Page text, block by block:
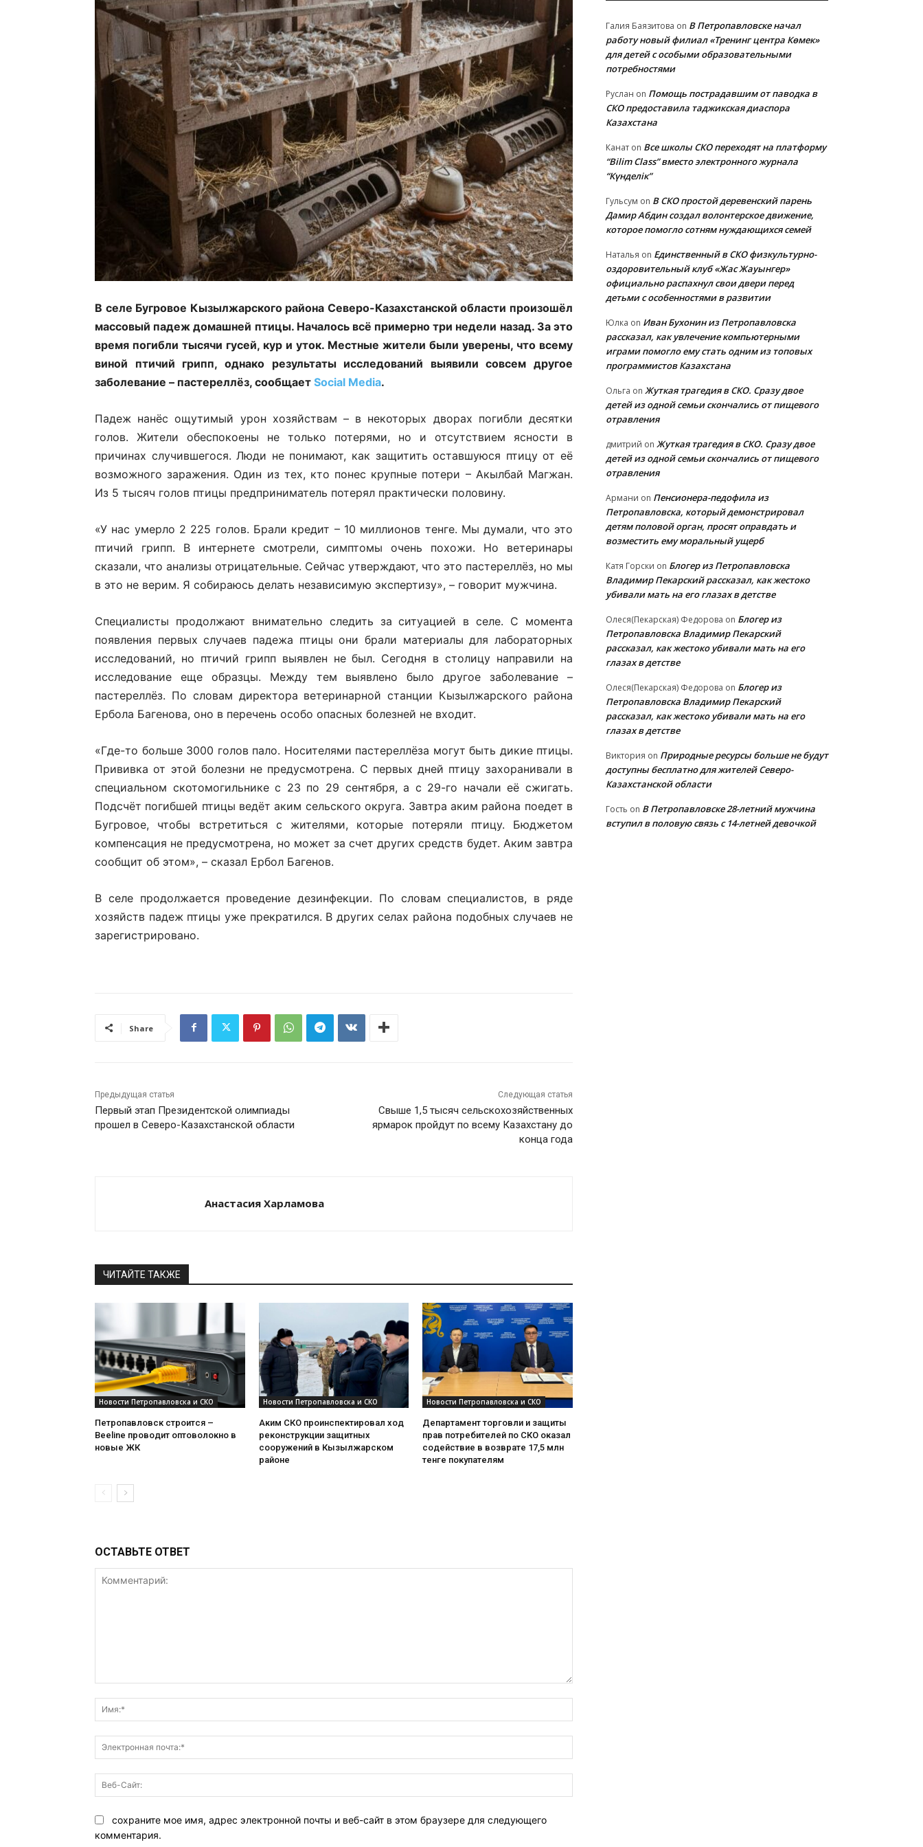
В селе Бугровое Кызылжарского района Северо-Казахстанской области произошёл
массовый падеж домашней птицы. Началось всё примерно три недели назад. За это
время погибли тысячи гусей, кур и уток. Местные жители были уверены, что всему
виной птичий грипп, однако результаты исследований выявили совсем другое
заболевание – пастереллёз, сообщает Social Media.
Падеж нанёс ощутимый урон хозяйствам – в некоторых дворах погибли десятки
голов. Жители обеспокоены не только потерями, но и отсутствием ясности в
причинах случившегося. Люди не понимают, как защитить оставшуюся птицу от её
возможного заражения. Один из тех, кто понес крупные потери – Акылбай Магжан.
Из 5 тысяч голов птицы предприниматель потерял практически половину.
«У нас умерло 2 225 голов. Брали кредит – 10 миллионов тенге. Мы думали, что это
птичий грипп. В интернете смотрели, симптомы очень похожи. Но ветеринары
сказали, что анализы отрицательные. Сейчас утверждают, что это пастереллёз, но мы
в это не верим. Я собираюсь делать независимую экспертизу», – говорит мужчина.
Специалисты продолжают внимательно следить за ситуацией в селе. С момента
появления первых случаев падежа птицы они брали материалы для лабораторных
исследований, но птичий грипп выявлен не был. Сегодня в столицу направили на
исследование еще образцы. Между тем выявлено было другое заболевание –
пастереллёз. По словам директора ветеринарной станции Кызылжарского района
Ербола Багенова, оно в перечень особо опасных болезней не входит.
«Где-то больше 3000 голов пало. Носителями пастереллёза могут быть дикие птицы.
Прививка от этой болезни не предусмотрена. С первых дней птицу захоранивали в
специальном скотомогильнике с 23 по 29 сентября, а с 29-го начали её сжигать.
Подсчёт погибшей птицы ведёт аким сельского округа. Завтра аким района поедет в
Бугровое, чтобы встретиться с жителями, которые потеряли птицу. Бюджетом
компенсация не предусмотрена, но может за счет других средств будет. Аким завтра
сообщит об этом», – сказал Ербол Багенов.
В селе продолжается проведение дезинфекции. По словам специалистов, в ряде
хозяйств падеж птицы уже прекратился. В других селах района подобных случаев не
зарегистрировано.
Share
Предыдущая статья
Первый этап Президентской олимпиады
прошел в Северо-Казахстанской области
Следующая статья
Свыше 1,5 тысяч сельскохозяйственных
ярмарок пройдут по всему Казахстану до
конца года
Анастасия Харламова
ЧИТАЙТЕ ТАКЖЕ
Новости Петропавловска и СКО
Петропавловск строится –
Beeline проводит оптоволокно в
новые ЖК
Новости Петропавловска и СКО
Аким СКО проинспектировал ход
реконструкции защитных
сооружений в Кызылжарском
районе
Новости Петропавловска и СКО
Департамент торговли и защиты
прав потребителей по СКО оказал
содействие в возврате 17,5 млн
тенге покупателям
ОСТАВЬТЕ ОТВЕТ
почта:*
Сайт:
сохраните мое имя, адрес электронной почты и веб-сайт в этом браузере для следующего
комментария.
Галия Баязитова on В Петропавловске начал
работу новый филиал «Тренинг центра Көмек»
для детей с особыми образовательными
потребностями
Руслан on Помощь пострадавшим от паводка в
СКО предоставила таджикская диаспора
Казахстана
Канат on Все школы СКО переходят на платформу
“Bilim Class” вместо электронного журнала
“Күнделік”
Гульсум on В СКО простой деревенский парень
Дамир Абдин создал волонтерское движение,
которое помогло сотням нуждающихся семей
Наталья on Единственный в СКО физкультурно-
оздоровительный клуб «Жас Жауынгер»
официально распахнул свои двери перед
детьми с особенностями в развитии
Юлка on Иван Бухонин из Петропавловска
рассказал, как увлечение компьютерными
играми помогло ему стать одним из топовых
программистов Казахстана
Ольга on Жуткая трагедия в СКО. Сразу двое
детей из одной семьи скончались от пищевого
отравления
дмитрий on Жуткая трагедия в СКО. Сразу двое
детей из одной семьи скончались от пищевого
отравления
Армани on Пенсионера-педофила из
Петропавловска, который демонстрировал
детям половой орган, просят оправдать и
возместить ему моральный ущерб
Катя Горски on Блогер из Петропавловска
Владимир Пекарский рассказал, как жестоко
убивали мать на его глазах в детстве
Олеся(Пекарская) Федорова on Блогер из
Петропавловска Владимир Пекарский
рассказал, как жестоко убивали мать на его
глазах в детстве
Олеся(Пекарская) Федорова on Блогер из
Петропавловска Владимир Пекарский
рассказал, как жестоко убивали мать на его
глазах в детстве
Виктория on Природные ресурсы больше не будут
доступны бесплатно для жителей Северо-
Казахстанской области
Гость on В Петропавловске 28-летний мужчина
вступил в половую связь с 14-летней девочкой